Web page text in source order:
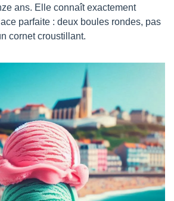
ans. Elle connaît exactement
parfaite : deux boules rondes, pas
cornet croustillant.